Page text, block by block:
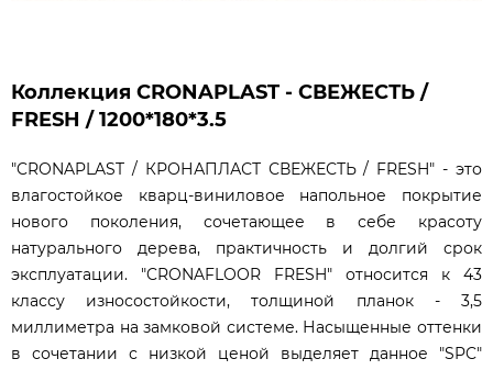
Коллекция CRONAPLAST - СВЕЖЕСТЬ /
FRESH / 1200*180*3.5
"CRONAPLAST / КРОНАПЛАСТ СВЕЖЕСТЬ / FRESH" - это
влагостойкое кварц-виниловое напольное покрытие
нового поколения, сочетающее в себе красоту
натурального дерева, практичность и долгий срок
эксплуатации. "CRONAFLOOR FRESH" относится к 43
классу износостойкости, толщиной планок - 3,5
миллиметра на замковой системе. Насыщенные оттенки
в сочетании с низкой ценой выделяет данное "SPC"